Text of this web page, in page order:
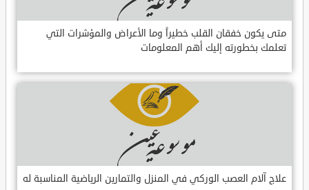
متى يكون خفقان القلب خطيراً وما الأعراض والمؤشرات التي
تعلمك بخطورته إليك أهم المعلومات
علاج آلام العصب الوركي في المنزل والتمارين الرياضية المناسبة له